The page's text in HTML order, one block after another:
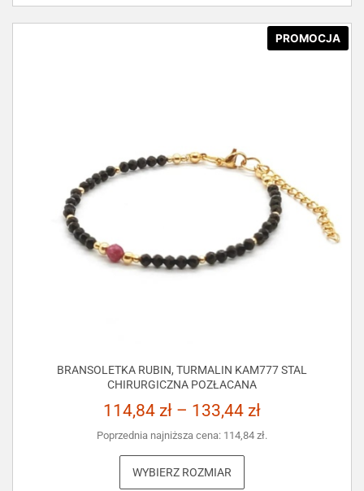
PROMOCJA
BRANSOLETKA RUBIN, TURMALIN KAM777 STAL
CHIRURGICZNA POZŁACANA
114,84 zł – 133,44 zł
Poprzednia najniższa cena: 114,84 zł.
WYBIERZ ROZMIAR